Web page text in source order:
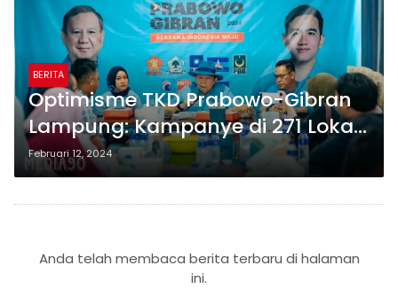
BERITA
Optimisme TKD Prabowo-Gibran
Lampung: Kampanye di 271 Lokasi
Selama 2,5 Bulan, Target Suara
70%
Februari 12, 2024
Anda telah membaca berita terbaru di halaman
ini.